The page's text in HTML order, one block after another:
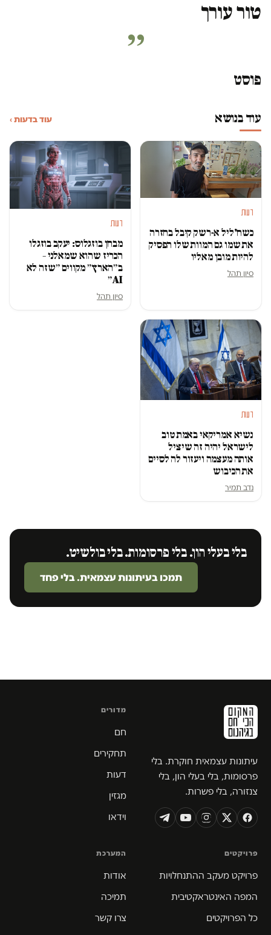
טור עורך
פוסט
עוד בנושא עוד בדעות ›
דעות
כשח'ליל א-רשק קיבל בחזרה
את שמו גם המוות שלו הפסיק
להיות מובן מאליו
סיון תהל
דעות
מבחן בוזגלוס: יעקב בוזגלו
הכריז שהוא שמאלני –
ב״הארץ״ מקווים ״שזה לא
AI״
סיון תהל
דעות
נשיא אמריקאי באמת טוב
לישראל יהיה זה שיציל
אותה מעצמה ויעזור לה לסיים
את הכיבוש
נדב תמיר
בלי בעלי הון. בלי פרסומות. בלי בולשיט.
תמכו בעיתונות עצמאית. בלי פחד
עיתונות עצמאית חוקרת. בלי
פרסומות, בלי בעלי הון, בלי
צנזורה, בלי פשרות.
מדורים
חם
תחקירים
דעות
מגזין
וידאו
פרויקטים
פרויקט מעקב ההתנחלויות
המפה האינטראקטיבית
כל הפרויקטים
המערכת
אודות
תמיכה
צרו קשר